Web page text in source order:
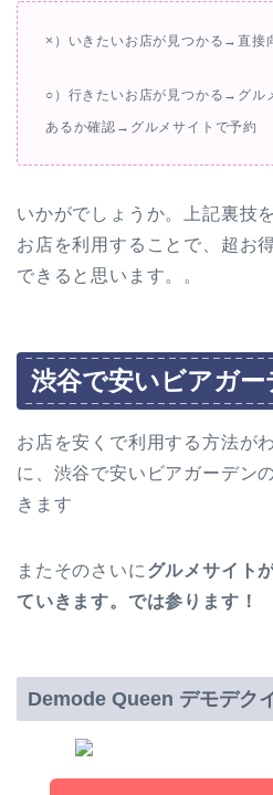
×）いきたいお店が見つかる→直接
○）行きたいお店が見つかる→グル
あるか確認→グルメサイトで予約
いかがでしょうか。上記裏技
お店を利用することで、超お
できると思います。。
渋谷で安いビアガ
お店を安くで利用する方法が
に、渋谷で安いビアガーデン
きます
またそのさいに グルメサイト
ていきます。では参ります！
Demode Queen デモデ